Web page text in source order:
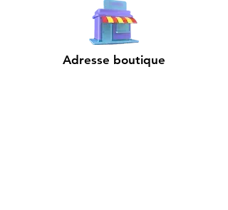
Adresse boutique